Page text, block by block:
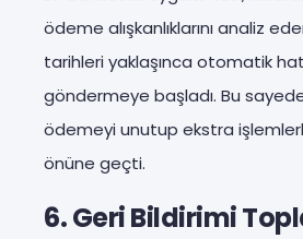
ödeme alışkanlıklarını analiz
tarihleri yaklaşınca otomatik
göndermeye başladı. Bu
ödemeyi unutup ekstra
önüne geçti.
6. Geri Bildirimi